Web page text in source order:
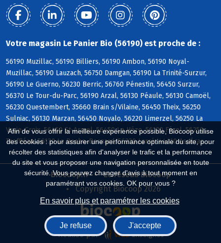
Afin de vous offrir la meilleure expérience possible, Biocoop utilise
des cookies : pour assurer une performance optimale du site, pour
récolter des statistiques afin d'analyser le trafic et la performance
du site et vous proposer une navigation personnalisée en toute
sécurité. Vous pouvez changer d'avis à tout moment en
paramétrant vos cookies. OK pour vous ?
En savoir plus et paramétrer les cookies
Je refuse J'accepte
Votre magasin Le Panier Bio (56190) est proche de :
56190 Muzillac, 56190 Billiers, 56190 Ambon, 56190 Noyal-
Muzillac, 56190 Lauzach, 56750 Damgan, 56190 La Trinité-Surzur,
56190 Le Guerno, 56230 Berric, 56760 Pénestin, 56450 Surzur,
56370 Le Tour-du-Parc, 56190 Arzal, 56130 Péaule, 56130 Camoël,
56230 Questembert, 35660 Brain s/Vilaine, 56450 Theix, 56250
Sulniac, 56130 Marzan, 56450 Noyalo, 56220 Limerzel, 56250 La
Vraie-Croix, 56450 St-Armel, 56450 Le Hézo, 56130 Férel, 56250
Treffléan, 56130 La Roche-Bernard, 56230 Larré, 44410 Assérac
Biocoop.fr
Le réseau Biocoop
Copyright Biocoop 2026
Réalisé par